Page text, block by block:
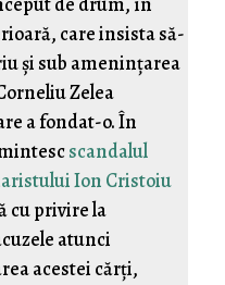
care insista să-
şi sub ameninţarea
Zelea
a fondat-o. În
scandalul
Ion Cristoiu
cu privire la
atunci
acestei cărţi,